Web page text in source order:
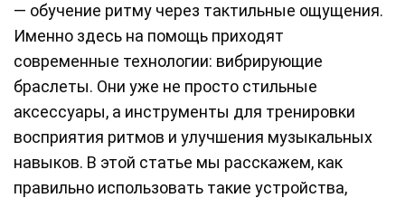
— обучение ритму через тактильные ощущения.
Именно здесь на помощь приходят
современные технологии: вибрирующие
браслеты. Они уже не просто стильные
аксессуары, а инструменты для тренировки
восприятия ритмов и улучшения музыкальных
навыков. В этой статье мы расскажем, как
правильно использовать такие устройства,